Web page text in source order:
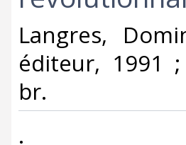
‎Langres,
éditeur, 1991
br.‎
‎.‎